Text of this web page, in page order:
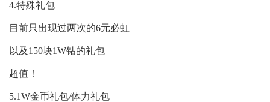
4.特殊礼包
目前只出现过两次的6元必虹
以及150块1W钻的礼包
超值！
5.1W金币礼包/体力礼包